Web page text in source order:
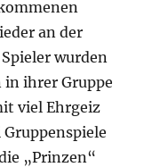
an der
wurden
in ihrer Gruppe
viel Ehrgeiz
„Prinzen“